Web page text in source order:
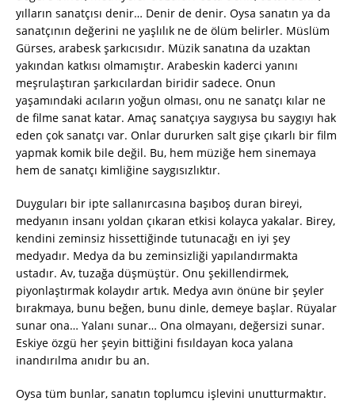
yılların sanatçısı denir… Denir de denir. Oysa sanatın ya da
sanatçının değerini ne yaşlılık ne de ölüm belirler. Müslüm
Gürses, arabesk şarkıcısıdır. Müzik sanatına da uzaktan
yakından katkısı olmamıştır. Arabeskin kaderci yanını
meşrulaştıran şarkıcılardan biridir sadece. Onun
yaşamındaki acıların yoğun olması, onu ne sanatçı kılar ne
de filme sanat katar. Amaç sanatçıya saygıysa bu saygıyı hak
eden çok sanatçı var. Onlar dururken salt gişe çıkarlı bir film
yapmak komik bile değil. Bu, hem müziğe hem sinemaya
hem de sanatçı kimliğine saygısızlıktır.
Duyguları bir ipte sallanırcasına başıboş duran bireyi,
medyanın insanı yoldan çıkaran etkisi kolayca yakalar. Birey,
kendini zeminsiz hissettiğinde tutunacağı en iyi şey
medyadır. Medya da bu zeminsizliği yapılandırmakta
ustadır. Av, tuzağa düşmüştür. Onu şekillendirmek,
piyonlaştırmak kolaydır artık. Medya avın önüne bir şeyler
bırakmaya, bunu beğen, bunu dinle, demeye başlar. Rüyalar
sunar ona… Yalanı sunar… Ona olmayanı, değersizi sunar.
Eskiye özgü her şeyin bittiğini fısıldayan koca yalana
inandırılma anıdır bu an.
Oysa tüm bunlar, sanatın toplumcu işlevini unutturmaktır.